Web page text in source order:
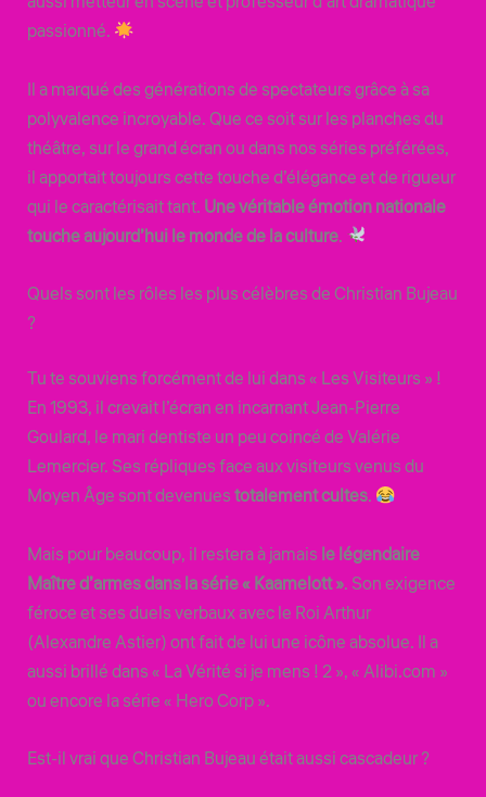
passionné.
Il a marqué des générations de spectateurs grâce à sa
polyvalence incroyable. Que ce soit sur les planches du
théâtre, sur le grand écran ou dans nos séries préférées,
il apportait toujours cette touche d’élégance et de rigueur
qui le caractérisait tant. Une véritable émotion nationale
touche aujourd’hui le monde de la culture.
Quels sont les rôles les plus célèbres de Christian Bujeau
?
Tu te souviens forcément de lui dans « Les Visiteurs » !
En 1993, il crevait l’écran en incarnant Jean-Pierre
Goulard, le mari dentiste un peu coincé de Valérie
Lemercier. Ses répliques face aux visiteurs venus du
Moyen Âge sont devenuestotalement cultes.
Mais pour beaucoup, il restera à jamais le légendaire
Maître d’armes dans la série « Kaamelott ». Son exigence
féroce et ses duels verbaux avec le Roi Arthur
(Alexandre Astier) ont fait de lui une icône absolue. Il a
aussi brillé dans « La Vérité si je mens ! 2 », « Alibi.com »
ou encore la série « Hero Corp ».
Est-il vrai que Christian Bujeau était aussi cascadeur ?